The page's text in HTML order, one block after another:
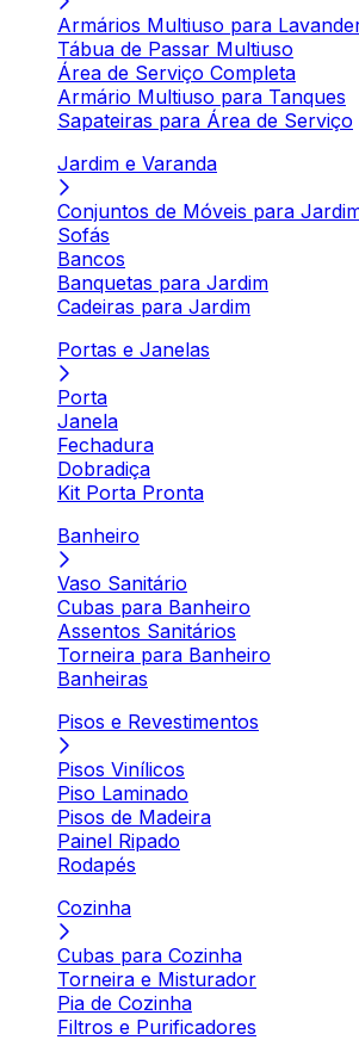
Armários Multiuso para
Tábua de Passar Multiuso
Área de Serviço Completa
Armário Multiuso para Tanques
Sapateiras para Área de Serviço
Jardim e Varanda
Conjuntos de Móveis para
Sofás
Bancos
Banquetas para Jardim
Cadeiras para Jardim
Portas e Janelas
Porta
Janela
Fechadura
Dobradiça
Kit Porta Pronta
Banheiro
Vaso Sanitário
Cubas para Banheiro
Assentos Sanitários
Torneira para Banheiro
Banheiras
Pisos e Revestimentos
Pisos Vinílicos
Piso Laminado
Pisos de Madeira
Painel Ripado
Rodapés
Cozinha
Cubas para Cozinha
Torneira e Misturador
Pia de Cozinha
Filtros e Purificadores